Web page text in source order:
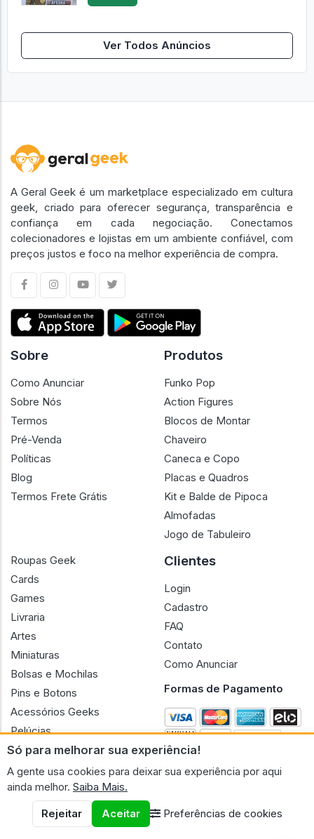
Ver Todos Anúncios
Só para melhorar sua experiência!
A gente usa cookies para deixar sua experiência por aqui
ainda melhor. Saiba Mais.
Rejeitar
Aceitar Preferências de cookies
A Geral Geek é um marketplace especializado em cultura
geek, criado para oferecer segurança, transparência e
confiança em cada negociação. Conectamos
colecionadores e lojistas em um ambiente confiável, com
preços justos e foco na melhor experiência de compra.
Sobre
Como Anunciar
Sobre Nós
Termos
Pré-Venda
Políticas
Blog
Termos Frete Grátis
Produtos
Funko Pop
Action Figures
Blocos de Montar
Chaveiro
Caneca e Copo
Placas e Quadros
Kit e Balde de Pipoca
Almofadas
Jogo de Tabuleiro
Roupas Geek
Cards
Games
Livraria
Artes
Miniaturas
Bolsas e Mochilas
Pins e Botons
Acessórios Geeks
Pelúcias
Bonecas
Clientes
Login
Cadastro
FAQ
Contato
Como Anunciar
Formas de Pagamento
CNPJ n.º 30.220.458/0001-17 - GERAL GEEK PORTAL ELETRONICO